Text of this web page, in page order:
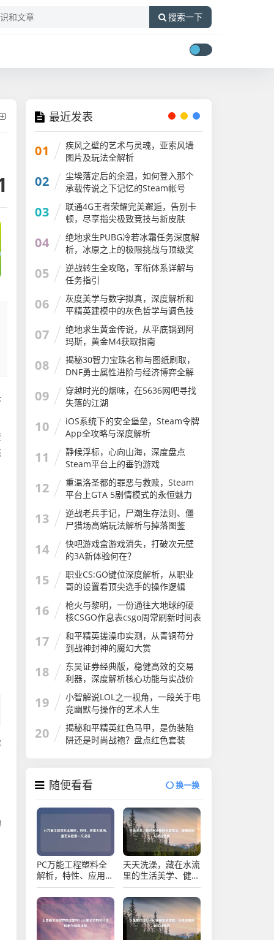
搜索一下
最近发表
01
疾风之壁的艺术与灵魂，亚索风墙
图片及玩法全解析
02
尘埃落定后的余温，如何登入那个
承载传说之下记忆的Steam帐号
03
联通4G王者荣耀完美邂逅，告别卡
顿，尽享指尖极致竞技与新皮肤
04
绝地求生PUBG冷若冰霜任务深度解
析，冰原之上的极限挑战与顶级奖
励获取指南冷若冰霜模组介绍
05
逆战转生全攻略，军衔体系详解与
任务指引
06
灰度美学与数字拟真，深度解析和
平精英建模中的灰色哲学与调色技
巧
07
绝地求生黄金传说，从平底锅到阿
玛斯，黄金M4获取指南
08
揭秘30智力宝珠名称与图纸刷取，
DNF勇士属性进阶与经济博弈全解
析
09
穿越时光的烟味，在5636网吧寻找
失落的江湖
10
iOS系统下的安全堡垒，Steam令牌
App全攻略与深度解析
11
静候浮标，心向山海，深度盘点
Steam平台上的垂钓游戏
12
重温洛圣都的罪恶与救赎，Steam
平台上GTA 5剧情模式的永恒魅力
GTA剧情大合集
13
逆战老兵手记，尸潮生存法则、僵
尸猎场高端玩法解析与掉落图鉴
14
快吧游戏盒游戏消失，打破次元壁
的3A新体验何在？
15
职业CS:GO键位深度解析，从职业
哥的设置看顶尖选手的操作逻辑
csgo键位说明图片
16
枪火与黎明，一份通往大地球的硬
核CSGO作息表csgo周常刷新时间表
17
和平精英搓澡巾实测，从青铜苟分
到战神封神的魔幻大赏
18
东吴证券经典版，稳健高效的交易
利器，深度解析核心功能与实战价
值
19
小智解说LOL之一视角，一段关于电
竞幽默与操作的艺术人生
20
揭秘和平精英红色马甲，是伪装陷
阱还是时尚战袍？盘点红色套装
随便看看 换一换
PC万能工程塑料全
解析，特性、应用大
揭秘，是否有危害一
文说清
天天洗澡，藏在水流
里的生活美学、健康
密码与潜在危害